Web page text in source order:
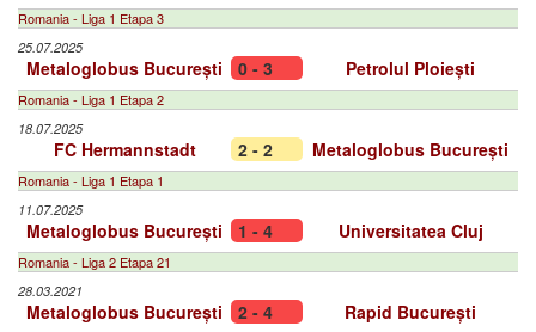
Romania - Liga 1 Etapa 3
25.07.2025
Metaloglobus București 0 - 3 Petrolul Ploiești
Romania - Liga 1 Etapa 2
18.07.2025
FC Hermannstadt 2 - 2 Metaloglobus București
Romania - Liga 1 Etapa 1
11.07.2025
Metaloglobus București 1 - 4 Universitatea Cluj
Romania - Liga 2 Etapa 21
28.03.2021
Metaloglobus București 2 - 4 Rapid București